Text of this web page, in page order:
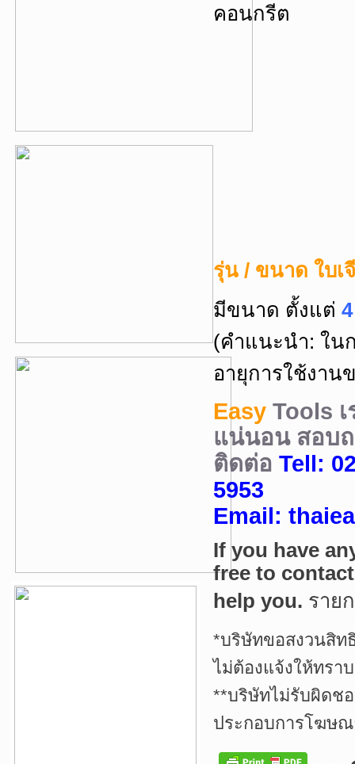
คอนกรีต
รุ่น / ขนาด ใบเ
มีขนาด ตั้งแต่
(คำแนะนำ: ใน
อายุการใช้งาน
Easy Tools
แน่นอน สอบ
ติดต่อ Tell:
5953
Email:
If you have
free to
help you. ราย
*บริษัทขอสงวนสิท
ไม่ต้องแจ้งให้ทรา
**บริษัทไม่รับผิดช
ประกอบการโฆษ